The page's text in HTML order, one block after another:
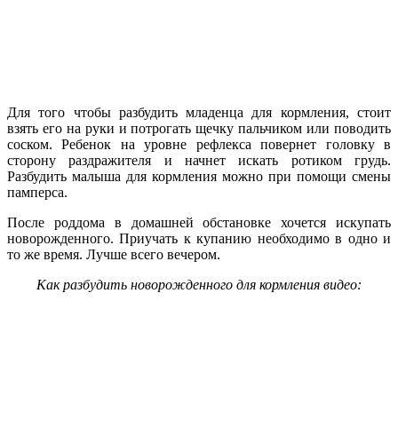
Для того чтобы разбудить младенца для кормления, стоит
взять его на руки и потрогать щечку пальчиком или поводить
соском. Ребенок на уровне рефлекса повернет головку в
сторону раздражителя и начнет искать ротиком грудь.
Разбудить малыша для кормления можно при помощи смены
памперса.
После роддома в домашней обстановке хочется искупать
новорожденного. Приучать к купанию необходимо в одно и
то же время. Лучше всего вечером.
Как разбудить новорожденного для кормления видео: